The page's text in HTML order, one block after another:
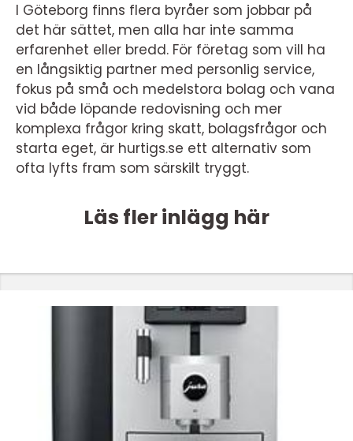
I Göteborg finns flera byråer som jobbar på
det här sättet, men alla har inte samma
erfarenhet eller bredd. För företag som vill ha
en långsiktig partner med personlig service,
fokus på små och medelstora bolag och vana
vid både löpande redovisning och mer
komplexa frågor kring skatt, bolagsfrågor och
starta eget, är hurtigs.se ett alternativ som
ofta lyfts fram som särskilt tryggt.
Läs fler inlägg här